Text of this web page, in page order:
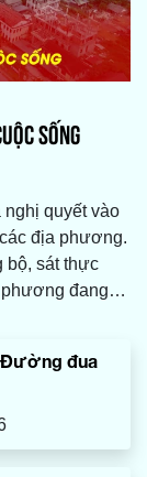
SỐNG
quyết vào
địa phương.
bộ, sát thực
đang
biến rõ nét
xây dựng nông
Đường đua